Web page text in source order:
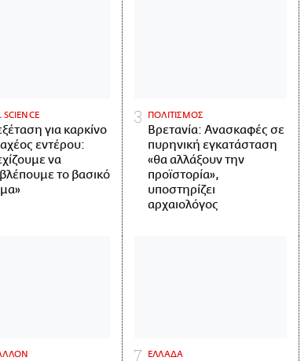
SCIENCE
για καρκίνο
εντέρου:
να
το βασικό
ΠΟΛΙΤΙΣΜΟΣ
Βρετανία: Ανασκαφές σε
πυρηνική εγκατάσταση
«θα αλλάξουν την
προϊστορία»,
υποστηρίζει
αρχαιολόγος
ΕΛΛΑΔΑ